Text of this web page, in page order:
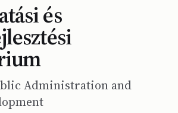
és
Administration and